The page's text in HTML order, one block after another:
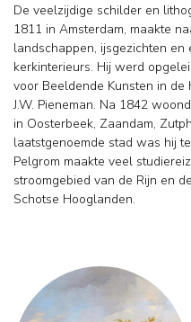
De veelzijdige schilder en
1811 in Amsterdam, maakte
landschappen, ijsgezichten
kerkinterieurs. Hij werd
voor Beeldende Kunsten in de hoofdstad door
J.W. Pieneman. Na 1842
in Oosterbeek, Zaandam,
laatstgenoemde stad was hij
Pelgrom maakte veel studiereizen, onder andere naar het
stroomgebied van de Rijn en
Schotse Hooglanden.